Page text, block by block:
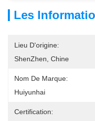
Les
Lieu D'origine:
ShenZhen, Chine
Nom De Marque:
Huiyunhai
Certification: